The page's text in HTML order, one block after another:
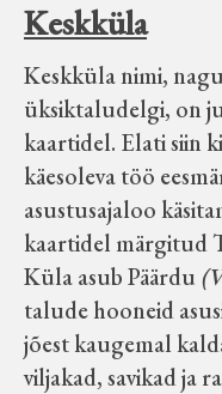
Keskküla
Keskküla nimi,
üksiktaludelgi, on
kaartidel. Elati siin
käesoleva töö
asustusajaloo
kaartidel märgitud
Küla asub Päärdu
talude hooneid
jõest kaugemal
viljakad, savikad ja